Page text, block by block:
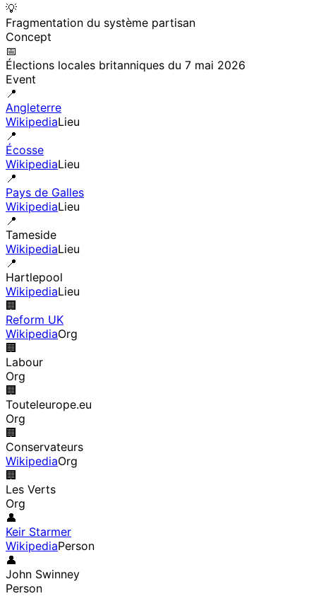
💡
Fragmentation du système partisan
Concept
📅
Élections locales britanniques du 7 mai 2026
Event
📍
Angleterre
WikipediaLieu
📍
Écosse
WikipediaLieu
📍
Pays de Galles
WikipediaLieu
📍
Tameside
WikipediaLieu
📍
Hartlepool
WikipediaLieu
🏢
Reform UK
WikipediaOrg
🏢
Labour
Org
🏢
Touteleurope.eu
Org
🏢
Conservateurs
WikipediaOrg
🏢
Les Verts
Org
👤
Keir Starmer
WikipediaPerson
👤
John Swinney
Person